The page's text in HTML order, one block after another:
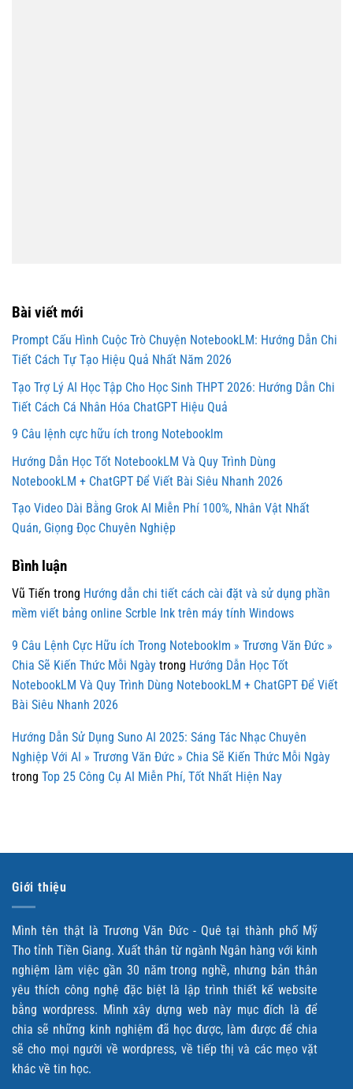
Bài viết mới
Prompt Cấu Hình Cuộc Trò Chuyện NotebookLM: Hướng Dẫn Chi
Tiết Cách Tự Tạo Hiệu Quả Nhất Năm 2026
Tạo Trợ Lý AI Học Tập Cho Học Sinh THPT 2026: Hướng Dẫn Chi
Tiết Cách Cá Nhân Hóa ChatGPT Hiệu Quả
9 Câu lệnh cực hữu ích trong Notebooklm
Hướng Dẫn Học Tốt NotebookLM Và Quy Trình Dùng
NotebookLM + ChatGPT Để Viết Bài Siêu Nhanh 2026
Tạo Video Dài Bằng Grok AI Miễn Phí 100%, Nhân Vật Nhất
Quán, Giọng Đọc Chuyên Nghiệp
Bình luận
Vũ Tiến trong Hướng dẫn chi tiết cách cài đặt và sử dụng phần
mềm viết bảng online Scrble Ink trên máy tính Windows
9 Câu Lệnh Cực Hữu ích Trong Notebooklm » Trương Văn Đức »
Chia Sẽ Kiến Thức Mỗi Ngày trong Hướng Dẫn Học Tốt
NotebookLM Và Quy Trình Dùng NotebookLM + ChatGPT Để Viết
Bài Siêu Nhanh 2026
Hướng Dẫn Sử Dụng Suno AI 2025: Sáng Tác Nhạc Chuyên
Nghiệp Với AI » Trương Văn Đức » Chia Sẽ Kiến Thức Mỗi Ngày
trong Top 25 Công Cụ AI Miễn Phí, Tốt Nhất Hiện Nay
Giới thiệu
Mình tên thật là Trương Văn Đức - Quê tại thành phố Mỹ
Tho tỉnh Tiền Giang. Xuất thân từ ngành Ngân hàng với kinh
nghiệm làm việc gần 30 năm trong nghề, nhưng bản thân
yêu thích công nghệ đặc biệt là lập trình thiết kế website
bằng wordpress. Mình xây dựng web này mục đích là để
chia sẽ những kinh nghiệm đã học được, làm được để chia
sẽ cho mọi người về wordpress, về tiếp thị và các mẹo vặt
khác về tin học.